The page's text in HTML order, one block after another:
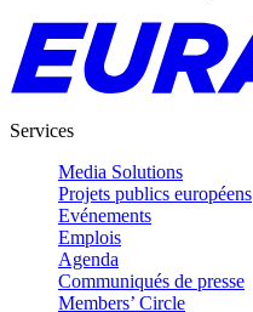
Services
Media Solutions
Projets publics européens
Evénements
Emplois
Agenda
Communiqués de presse
Members’ Circle